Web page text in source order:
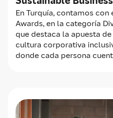
En Turquía, contamos con
Awards, en la categoría
que destaca la apuesta
cultura corporativa
donde cada persona